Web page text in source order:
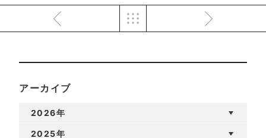
アーカイブ
2026年
2025年